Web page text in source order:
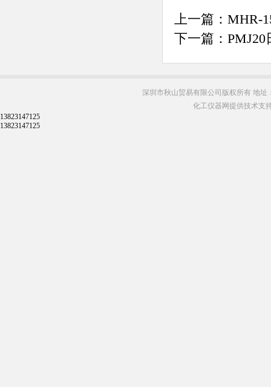
上一篇： MHR-
下一篇：
深圳市秋山贸易有限公司版权所有 地址
化工仪器网提供技术支
13823147125
13823147125